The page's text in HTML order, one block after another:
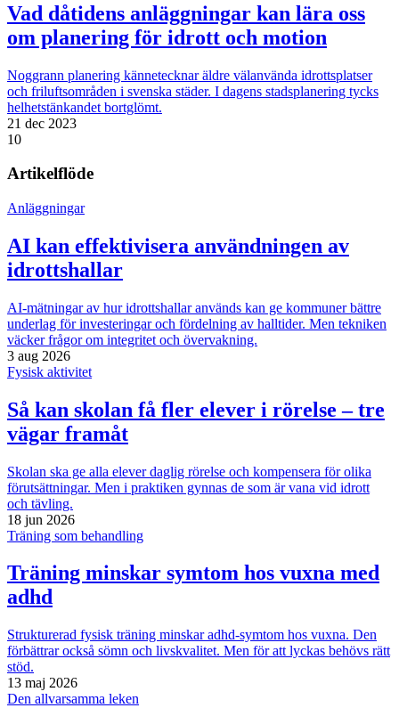
Vad dåtidens anläggningar kan lära oss
om planering för idrott och motion
Noggrann planering kännetecknar äldre välanvända idrottsplatser
och friluftsområden i svenska städer. I dagens stadsplanering tycks
helhetstänkandet bortglömt.
21 dec 2023
10
Artikelflöde
Anläggningar
AI kan effektivisera användningen av
idrottshallar
AI-mätningar av hur idrottshallar används kan ge kommuner bättre
underlag för investeringar och fördelning av halltider. Men tekniken
väcker frågor om integritet och övervakning.
3 aug 2026
Fysisk aktivitet
Så kan skolan få fler elever i rörelse – tre
vägar framåt
Skolan ska ge alla elever daglig rörelse och kompensera för olika
förutsättningar. Men i praktiken gynnas de som är vana vid idrott
och tävling.
18 jun 2026
Träning som behandling
Träning minskar symtom hos vuxna med
adhd
Strukturerad fysisk träning minskar adhd-symtom hos vuxna. Den
förbättrar också sömn och livskvalitet. Men för att lyckas behövs rätt
stöd.
13 maj 2026
Den allvarsamma leken